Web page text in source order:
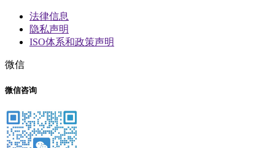
法律信息
隐私声明
ISO体系和政策声明
微信
微信咨询